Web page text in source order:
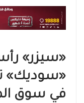
«سيزر»
«سوديك»
في سوق